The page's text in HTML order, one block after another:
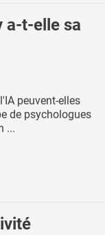
a-t-elle sa
peuvent-elles
de psychologues
...